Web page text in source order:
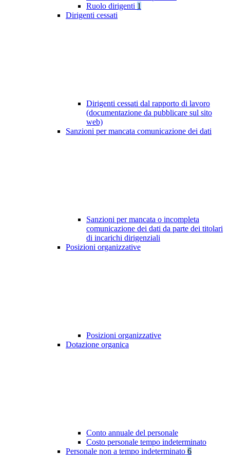
Ruolo dirigenti 1
Dirigenti cessati
Dirigenti cessati dal rapporto di lavoro
(documentazione da pubblicare sul sito
web)
Sanzioni per mancata comunicazione dei dati
Sanzioni per mancata o incompleta
comunicazione dei dati da parte dei titolari
di incarichi dirigenziali
Posizioni organizzative
Posizioni organizzative
Dotazione organica
Conto annuale del personale
Costo personale tempo indeterminato
Personale non a tempo indeterminato 6